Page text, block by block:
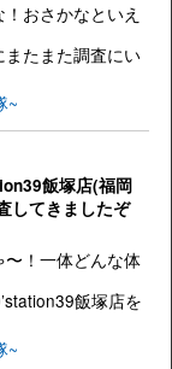
おさかなといえ
たまた調査にい
~
飯塚店(福岡
してきましたぞ
！一体どんな体
飯塚店を
~